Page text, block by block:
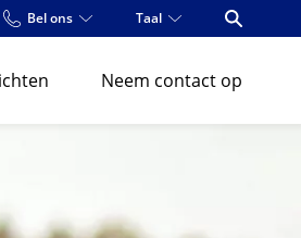
Bel ons Taal Open
Neem contact op